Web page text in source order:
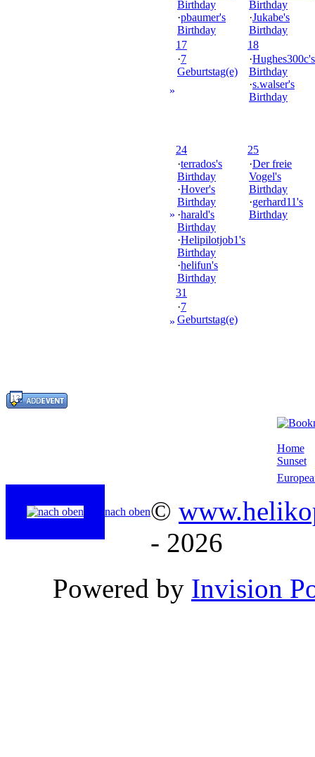
Birthday
·pbaumer's
Birthday
Birthday
·Jukabe's
Birthday
»
17
·7
Geburtstag(e)
18
·Hughes300c's
Birthday
·s.walser's
Birthday
»
24
·terrados's
Birthday
·Hover's
Birthday
·harald's
Birthday
·Helipilotjob1's
Birthday
·helifun's
Birthday
25
·Der freie
Vogel's
Birthday
·gerhard11's
Birthday
»
31
·7
Geburtstag(e)
Home
Sunset
nach oben©
- 2026
Powered by Invision